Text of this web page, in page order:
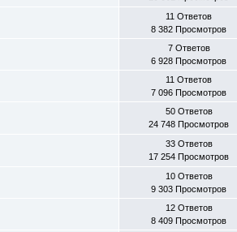
11 Ответов
8 382 Просмотров
7 Ответов
6 928 Просмотров
11 Ответов
7 096 Просмотров
50 Ответов
24 748 Просмотров
33 Ответов
17 254 Просмотров
10 Ответов
9 303 Просмотров
12 Ответов
8 409 Просмотров